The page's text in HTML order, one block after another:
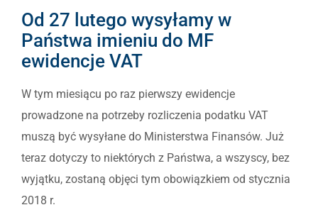
Od 27 lutego wysyłamy w
Państwa imieniu do MF
ewidencje VAT
W tym miesiącu po raz pierwszy ewidencje
prowadzone na potrzeby rozliczenia podatku VAT
muszą być wysyłane do Ministerstwa Finansów. Już
teraz dotyczy to niektórych z Państwa, a wszyscy, bez
wyjątku, zostaną objęci tym obowiązkiem od stycznia
2018 r.